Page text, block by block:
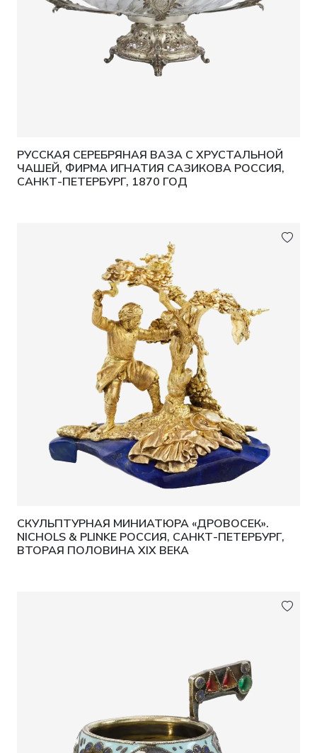
РУССКАЯ СЕРЕБРЯНАЯ ВАЗА С ХРУСТАЛЬНОЙ
ЧАШЕЙ, ФИРМА ИГНАТИЯ САЗИКОВА РОССИЯ,
САНКТ-ПЕТЕРБУРГ, 1870 ГОД
СКУЛЬПТУРНАЯ МИНИАТЮРА «ДРОВОСЕК».
NICHOLS & PLINKE РОССИЯ, САНКТ-ПЕТЕРБУРГ,
ВТОРАЯ ПОЛОВИНА XIX ВЕКА